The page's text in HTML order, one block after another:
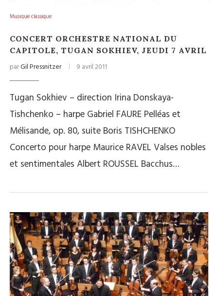
Musique classique
CONCERT ORCHESTRE NATIONAL DU
CAPITOLE, TUGAN SOKHIEV, JEUDI 7 AVRIL
parGil Pressnitzer 9 avril 2011
Tugan Sokhiev – direction Irina Donskaya-
Tishchenko – harpe Gabriel FAURE Pelléas et
Mélisande, op. 80, suite Boris TISHCHENKO
Concerto pour harpe Maurice RAVEL Valses nobles
et sentimentales Albert ROUSSEL Bacchus…